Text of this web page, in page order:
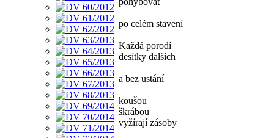
po celém stavení
Každá porodí
desítky dalších
a bez ustání
koušou
škrábou
vyžírají zásoby